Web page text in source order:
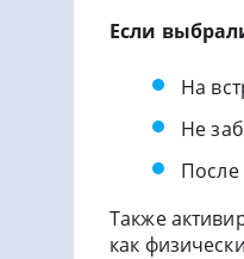
Если
На
Не
После
Также
как